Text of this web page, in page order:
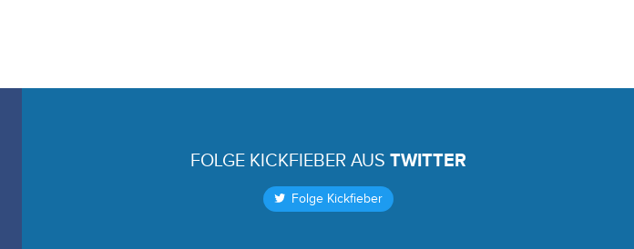
FOLGE KICKFIEBER AUS TWITTER
Folge Kickfieber